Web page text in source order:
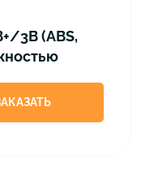
3B (ABS,